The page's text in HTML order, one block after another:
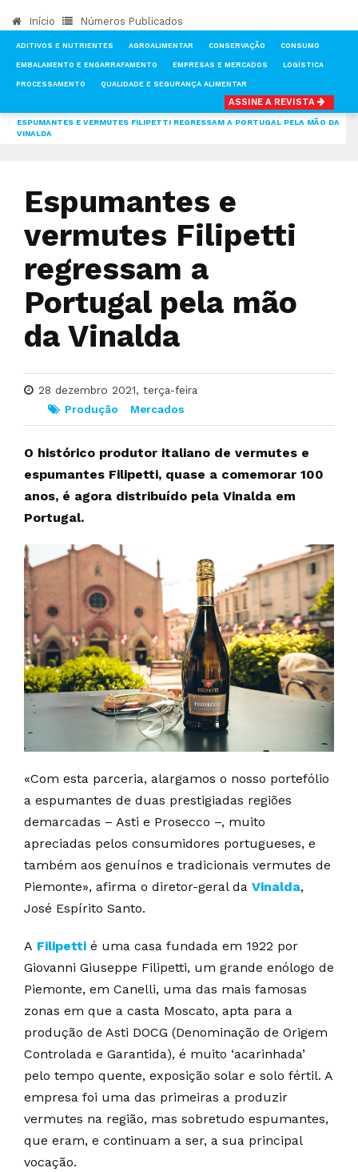
Início Números Publicados
ADITIVOS E NUTRIENTES AGROALIMENTAR CONSERVAÇÃO CONSUMO
EMBALAMENTO E ENGARRAFAMENTO EMPRESAS E MERCADOS LOGÍSTICA
PROCESSAMENTO QUALIDADE E SEGURANÇA ALIMENTAR
ASSINE A REVISTA
ESPUMANTES E VERMUTES FILIPETTI REGRESSAM A PORTUGAL PELA MÃO DA
VINALDA
Espumantes e
vermutes Filipetti
regressam a
Portugal pela mão
da Vinalda
28 dezembro 2021, terça-feira
Produção
Mercados
O histórico produtor italiano de vermutes e
espumantes Filipetti, quase a comemorar 100
anos, é agora distribuído pela Vinalda em
Portugal.
«Com esta parceria, alargamos o nosso portefólio
a espumantes de duas prestigiadas regiões
demarcadas – Asti e Prosecco –, muito
apreciadas pelos consumidores portugueses, e
também aos genuínos e tradicionais vermutes de
Piemonte», afirma o diretor-geral da Vinalda,
José Espírito Santo.
A Filipetti é uma casa fundada em 1922 por
Giovanni Giuseppe Filipetti, um grande enólogo de
Piemonte, em Canelli, uma das mais famosas
zonas em que a casta Moscato, apta para a
produção de Asti DOCG (Denominação de Origem
Controlada e Garantida), é muito ‘acarinhada’
pelo tempo quente, exposição solar e solo fértil. A
empresa foi uma das primeiras a produzir
vermutes na região, mas sobretudo espumantes,
que eram, e continuam a ser, a sua principal
vocação.